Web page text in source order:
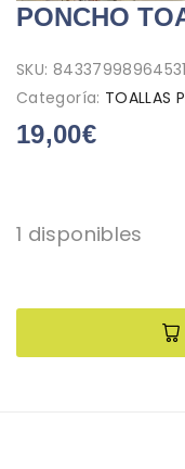
PONCHO
SKU: 84337998964531
Categoría: TOALLAS
19,00€
1 disponibles